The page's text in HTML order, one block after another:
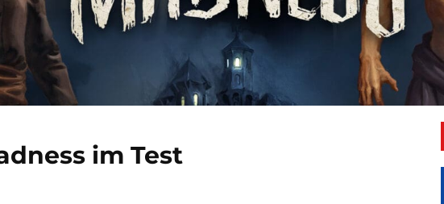
im Test